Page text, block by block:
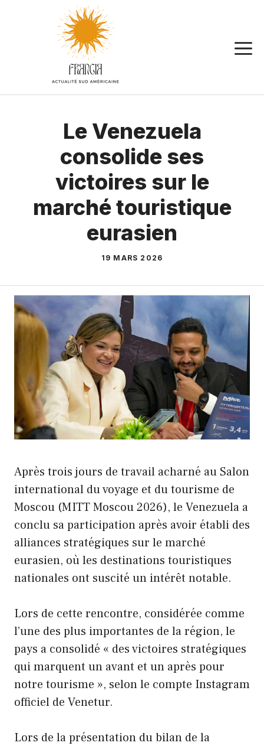
Le Venezuela
consolide ses
victoires sur le
marché touristique
eurasien
19 MARS 2026
Après trois jours de travail acharné au Salon
international du voyage et du tourisme de
Moscou (MITT Moscou 2026), le Venezuela a
conclu sa participation après avoir établi des
alliances stratégiques sur le marché
eurasien, où les destinations touristiques
nationales ont suscité un intérêt notable.
Lors de cette rencontre, considérée comme
l’une des plus importantes de la région, le
pays a consolidé « des victoires stratégiques
qui marquent un avant et un après pour
notre tourisme », selon le compte Instagram
officiel de Venetur.
Lors de la présentation du bilan de la